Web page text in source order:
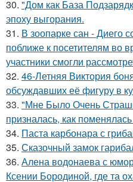
30. "Дом как База
эпоху выгорания.
31. В зоопарке сан - Диего
поближе к посетителям во
участники смогли
32. 46-Летняя Виктория
обсуждавших её фигуру в
33. "Мне Было Очень
призналась, как
34. Паста карбонара с
35. Сказочный замок
36. Алена водонаева с
Ксении Бородиной, где та